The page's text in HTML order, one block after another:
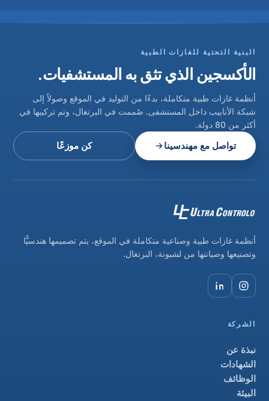
البنية التحتية للغازات الطبية
الأكسجين الذي تثق به المستشفيات.
أنظمة غازات طبية متكاملة، بدءًا من التوليد في الموقع وصولاً إلى
شبكة الأنابيب داخل المستشفى. صُممت في البرتغال، وتم تركيبها في
أكثر من 80 دولة.
تواصل مع مهندسينا كن موزعًا
أنظمة غازات طبية وصناعية متكاملة في الموقع، يتم تصميمها هندسيًّا
وتصنيعها وصيانتها من لشبونة، البرتغال.
الشركة
نبذة عن
الشهادات
الوظائف
البيئة